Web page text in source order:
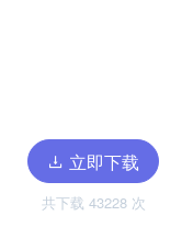
立即下载
共下载 43228 次